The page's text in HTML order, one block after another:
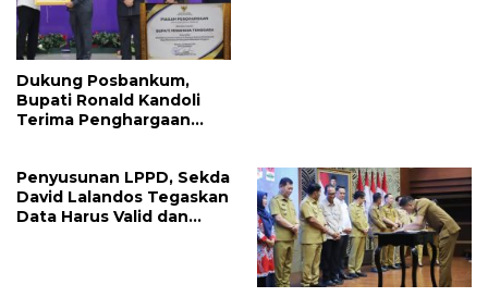
Dukung Posbankum,
Bupati Ronald Kandoli
Terima Penghargaan
Penyusunan LPPD, Sekda
David Lalandos Tegaskan
Data Harus Valid dan